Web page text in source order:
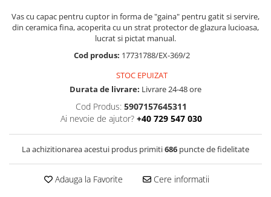
Colectia Autumn Garden
Colectia Little Flowers
Colectia Morning Sunrise
Colectia Morning Glory
Colectia Blue Sea
Colectia Wild Hearts
Colectia Blue Spring
Vas cu capac pentru cuptor in forma de "gaina" pentru gatit si servire,
din ceramica fina, acoperita cu un strat protector de glazura lucioasa,
lucrat si pictat manual.
Cod produs: 17731788/EX-369/2
STOC EPUIZAT
Durata de livrare: Livrare 24-48 ore
Cod Produs: 5907157645311
Ai nevoie de ajutor? +40 729 547 030
La achizitionarea acestui produs primiti686 puncte de fidelitate
Adauga la Favorite Cere informatii